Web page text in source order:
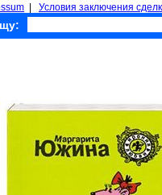
Условия заключения